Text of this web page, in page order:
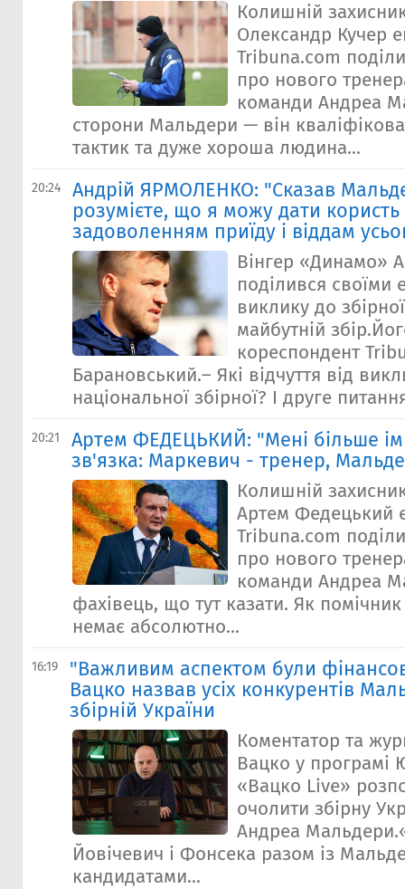
Колишній
Олександр Кучер
Tribuna.com
про нового
команди Андреа
сторони Мальдери — він
тактик та дуже хороша людина...
20:24
Андрій ЯРМОЛЕНКО: "Сказав
розумієте, що я можу дати користь
задоволенням приїду і віддам
Вінгер «Динамо»
поділився
виклику до
майбутній
кореспондент
Барановський.– Які відчуття від
національної збірної? І друге
20:21
Артем ФЕДЕЦЬКИЙ: "Мені більше
зв'язка: Маркевич - тренер,
Колишній
Артем Федецький
Tribuna.com
про нового
команди Андреа
фахівець, що тут казати. Як
немає абсолютно...
16:19
"Важливим аспектом були
Вацко назвав усіх конкурентів
збірній України
Коментатор та
Вацко у програмі
«Вацко Live»
очолити збірну
Андреа
Йовічевич і Фонсека разом із
кандидатами...